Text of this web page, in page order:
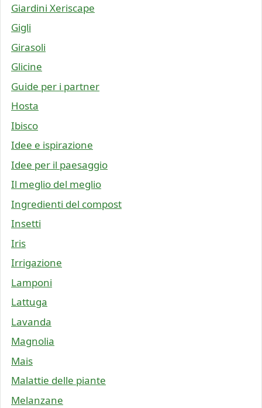
Giardini Xeriscape
Gigli
Girasoli
Glicine
Guide per i partner
Hosta
Ibisco
Idee e ispirazione
Idee per il paesaggio
Il meglio del meglio
Ingredienti del compost
Insetti
Iris
Irrigazione
Lamponi
Lattuga
Lavanda
Magnolia
Mais
Malattie delle piante
Melanzane